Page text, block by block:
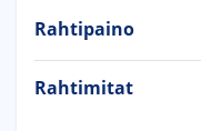
Rahtipaino
Rahtimitat